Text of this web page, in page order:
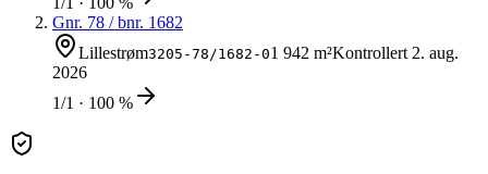
Gnr. 78 / bnr. 1682
Lillestrøm3205-78/1682-01 942 m²Kontrollert2. aug.
2026
1/1 · 100 %